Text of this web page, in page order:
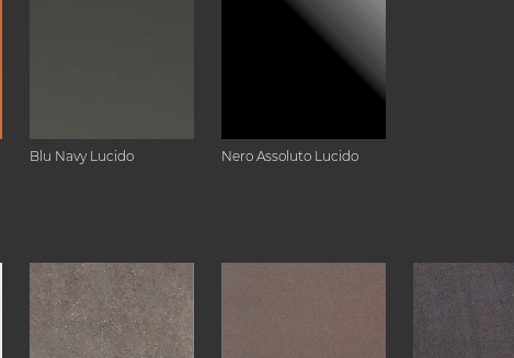
Blu Navy Lucido Nero Assoluto Lucido